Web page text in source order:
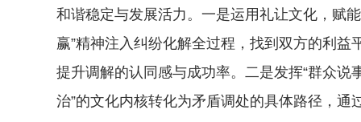
和谐稳定与发展活力。一是运用礼让文化，赋
赢”精神注入纠纷化解全过程，找到双方的利
提升调解的认同感与成功率。二是发挥“群众说
治”的文化内核转化为矛盾调处的具体路径，